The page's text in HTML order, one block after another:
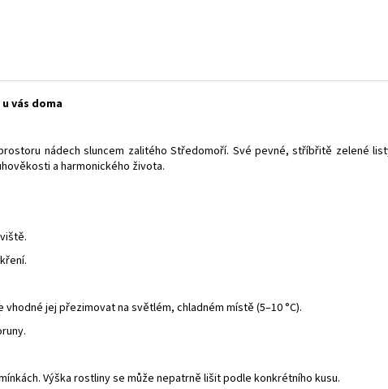
vás doma
nádech sluncem zalitého Středomoří. Své pevné, stříbřitě zelené
a harmonického života.
jej přezimovat na světlém, chladném místě (5–10 °C).
Výška rostliny se může nepatrně lišit podle konkrétního kusu.